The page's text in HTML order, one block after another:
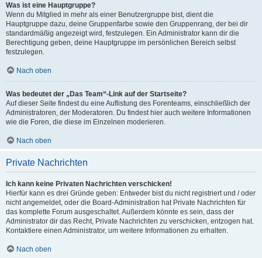
Was ist eine Hauptgruppe?
Wenn du Mitglied in mehr als einer Benutzergruppe bist, dient die
Hauptgruppe dazu, deine Gruppenfarbe sowie den Gruppenrang, der bei dir
standardmäßig angezeigt wird, festzulegen. Ein Administrator kann dir die
Berechtigung geben, deine Hauptgruppe im persönlichen Bereich selbst
festzulegen.
Nach oben
Was bedeutet der „Das Team“-Link auf der Startseite?
Auf dieser Seite findest du eine Auflistung des Forenteams, einschließlich der
Administratoren, der Moderatoren. Du findest hier auch weitere Informationen
wie die Foren, die diese im Einzelnen moderieren.
Nach oben
Private Nachrichten
Ich kann keine Privaten Nachrichten verschicken!
Hierfür kann es drei Gründe geben: Entweder bist du nicht registriert und / oder
nicht angemeldet, oder die Board-Administration hat Private Nachrichten für
das komplette Forum ausgeschaltet. Außerdem könnte es sein, dass der
Administrator dir das Recht, Private Nachrichten zu verschicken, entzogen hat.
Kontaktiere einen Administrator, um weitere Informationen zu erhalten.
Nach oben